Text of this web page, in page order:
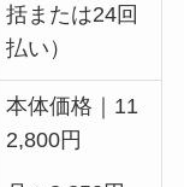
括または24回
払い）
本体価格｜11
2,800円